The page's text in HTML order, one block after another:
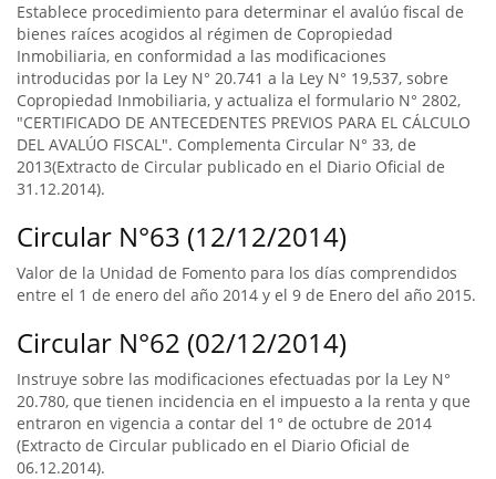
Establece procedimiento para determinar el avalúo fiscal de
bienes raíces acogidos al régimen de Copropiedad
Inmobiliaria, en conformidad a las modificaciones
introducidas por la Ley N° 20.741 a la Ley N° 19,537, sobre
Copropiedad Inmobiliaria, y actualiza el formulario N° 2802,
"CERTIFICADO DE ANTECEDENTES PREVIOS PARA EL CÁLCULO
DEL AVALÚO FISCAL". Complementa Circular N° 33, de
2013(Extracto de Circular publicado en el Diario Oficial de
31.12.2014).
Circular N°63 (12/12/2014)
Valor de la Unidad de Fomento para los días comprendidos
entre el 1 de enero del año 2014 y el 9 de Enero del año 2015.
Circular N°62 (02/12/2014)
Instruye sobre las modificaciones efectuadas por la Ley N°
20.780, que tienen incidencia en el impuesto a la renta y que
entraron en vigencia a contar del 1° de octubre de 2014
(Extracto de Circular publicado en el Diario Oficial de
06.12.2014).